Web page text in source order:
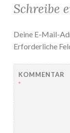
Schreibe
Deine E-Mail-
Erforderliche
KOMMENTAR
*